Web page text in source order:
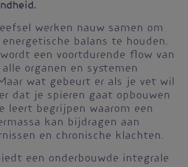
werken nauw samen om
balans te houden.
een voortdurende flow van
organen en systemen
wat gebeurt er als je vet wil
dat je spieren gaat opbouwen
leert begrijpen waarom een
kan bijdragen aan
en chronische klachten.
een onderbouwde integrale